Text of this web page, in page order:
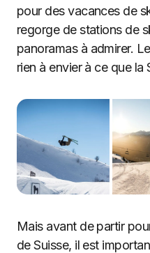
pour des vacances de
regorge de stations de
panoramas à admirer.
rien à envier à ce que la
Mais avant de partir
de Suisse, il est